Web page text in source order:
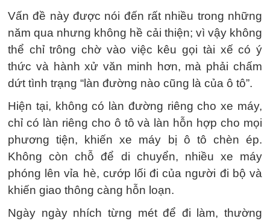
Vấn đề này được nói đến rất nhiều trong những
năm qua nhưng không hề cải thiện; vì vậy không
thể chỉ trông chờ vào việc kêu gọi tài xế có ý
thức và hành xử văn minh hơn, mà phải chấm
dứt tình trạng “làn đường nào cũng là của ô tô”.
Hiện tại, không có làn đường riêng cho xe máy,
chỉ có làn riêng cho ô tô và làn hỗn hợp cho mọi
phương tiện, khiến xe máy bị ô tô chèn ép.
Không còn chỗ để di chuyển, nhiều xe máy
phóng lên vỉa hè, cướp lối đi của người đi bộ và
khiến giao thông càng hỗn loạn.
Ngày ngày nhích từng mét để đi làm, thường